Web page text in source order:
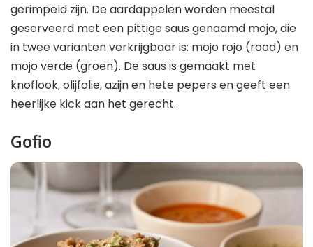
gerimpeld zijn. De aardappelen worden meestal
geserveerd met een pittige saus genaamd mojo, die
in twee varianten verkrijgbaar is: mojo rojo (rood) en
mojo verde (groen). De saus is gemaakt met
knoflook, olijfolie, azijn en hete pepers en geeft een
heerlijke kick aan het gerecht.
Gofio